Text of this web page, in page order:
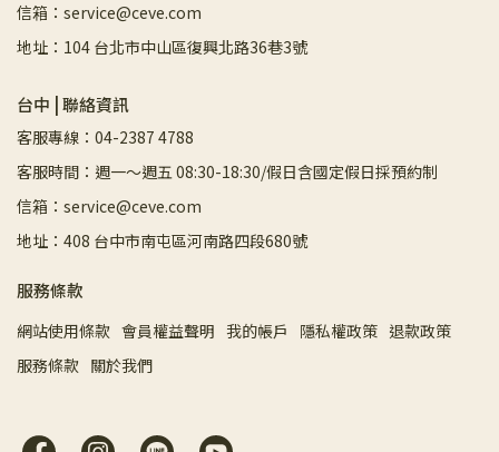
信箱：service@ceve.com
地址：104 台北市中山區復興北路36巷3號
台中 | 聯絡資訊
客服專線：04-2387 4788
客服時間：週一～週五 08:30-18:30/假日含國定假日採預約制
信箱：service@ceve.com
地址：408 台中市南屯區河南路四段680號
服務條款
網站使用條款 會員權益聲明 我的帳戶 隱私權政策 退款政策
服務條款 關於我們